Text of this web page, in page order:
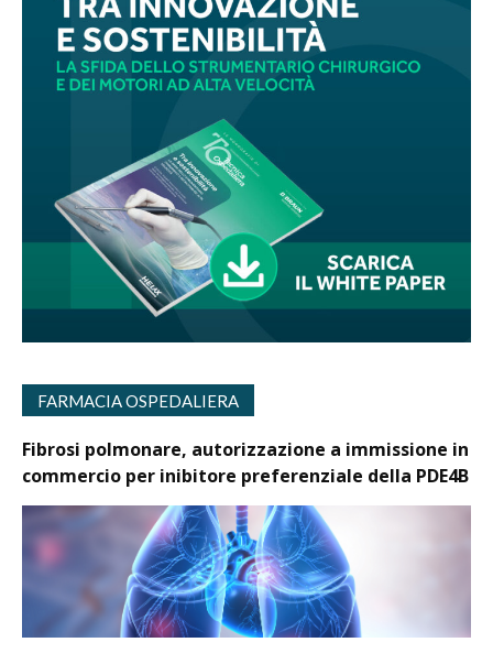
FARMACIA OSPEDALIERA
Fibrosi polmonare, autorizzazione a immissione in
commercio per inibitore preferenziale della PDE4B